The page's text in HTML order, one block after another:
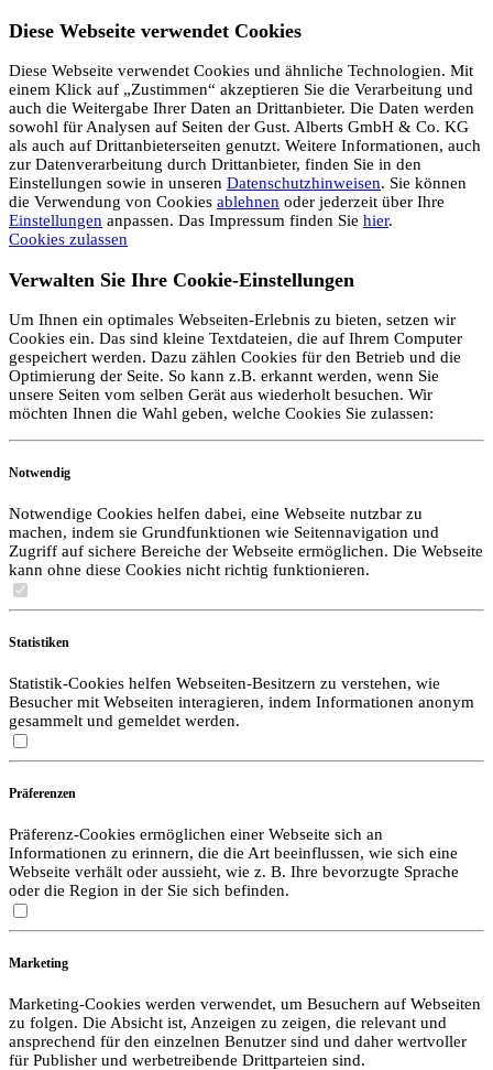
Diese Webseite verwendet Cookies
Diese Webseite verwendet Cookies und ähnliche Technologien. Mit
einem Klick auf „Zustimmen“ akzeptieren Sie die Verarbeitung und
auch die Weitergabe Ihrer Daten an Drittanbieter. Die Daten werden
sowohl für Analysen auf Seiten der Gust. Alberts GmbH & Co. KG
als auch auf Drittanbieterseiten genutzt. Weitere Informationen, auch
zur Datenverarbeitung durch Drittanbieter, finden Sie in den
Einstellungen sowie in unseren Datenschutzhinweisen. Sie können
die Verwendung von Cookies ablehnen oder jederzeit über Ihre
Einstellungen anpassen. Das Impressum finden Sie hier.
Cookies zulassen
Verwalten Sie Ihre Cookie-Einstellungen
Um Ihnen ein optimales Webseiten-Erlebnis zu bieten, setzen wir
Cookies ein. Das sind kleine Textdateien, die auf Ihrem Computer
gespeichert werden. Dazu zählen Cookies für den Betrieb und die
Optimierung der Seite. So kann z.B. erkannt werden, wenn Sie
unsere Seiten vom selben Gerät aus wiederholt besuchen. Wir
möchten Ihnen die Wahl geben, welche Cookies Sie zulassen:
Notwendig
Notwendige Cookies helfen dabei, eine Webseite nutzbar zu
machen, indem sie Grundfunktionen wie Seitennavigation und
Zugriff auf sichere Bereiche der Webseite ermöglichen. Die Webseite
kann ohne diese Cookies nicht richtig funktionieren.
Statistiken
Statistik-Cookies helfen Webseiten-Besitzern zu verstehen, wie
Besucher mit Webseiten interagieren, indem Informationen anonym
gesammelt und gemeldet werden.
Präferenzen
Präferenz-Cookies ermöglichen einer Webseite sich an
Informationen zu erinnern, die die Art beeinflussen, wie sich eine
Webseite verhält oder aussieht, wie z. B. Ihre bevorzugte Sprache
oder die Region in der Sie sich befinden.
Marketing
Marketing-Cookies werden verwendet, um Besuchern auf Webseiten
zu folgen. Die Absicht ist, Anzeigen zu zeigen, die relevant und
ansprechend für den einzelnen Benutzer sind und daher wertvoller
für Publisher und werbetreibende Drittparteien sind.